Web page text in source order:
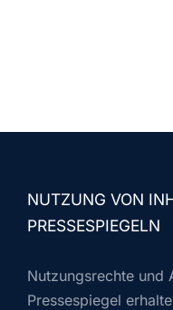
NUTZUNG VON
PRESSESPIEGELN
Nutzungsrechte und
Pressespiegel